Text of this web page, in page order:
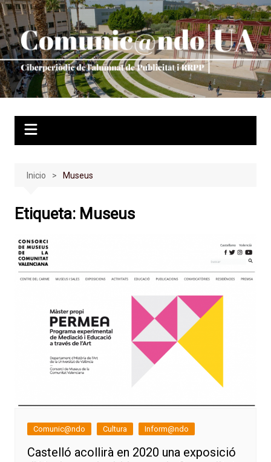
Saltar
al
contenido
Inicio Museus
Etiqueta: Museus
Comunic@ndo Cultura Inform@ndo
Castelló acollirà en 2020 una exposició